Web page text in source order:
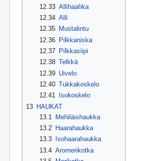
12.33 Allihaahka
12.34 Alli
12.35
Mustalintu
12.36 Pilkkaniska
12.37
Pilkkasiipi
12.38 Telkkä
12.39 Uivelo
12.40 Tukkakoskelo
12.41
Isokoskelo
13 HAUKAT
13.1
Mehiläishaukka
13.2
Haarahaukka
13.3
Isohaarahaukka
13.4 Aromerikotka